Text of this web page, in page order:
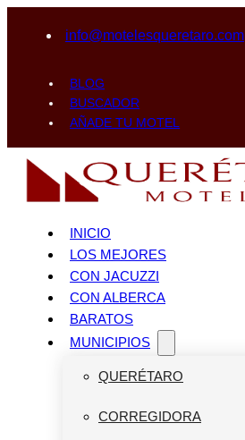
info@motelesqueretaro.com
BLOG
BUSCADOR
AÑADE TU MOTEL
INICIO
LOS MEJORES
CON JACUZZI
CON ALBERCA
BARATOS
MUNICIPIOS
QUERÉTARO
CORREGIDORA